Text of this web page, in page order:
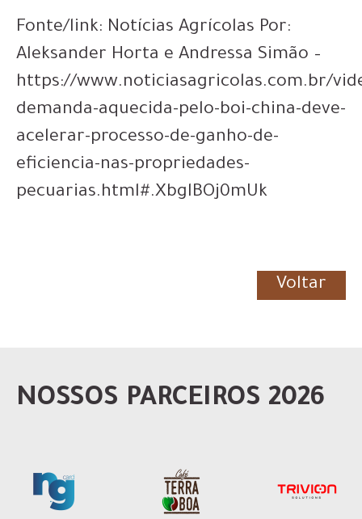
Fonte/link: Notícias Agrícolas Por:
Aleksander Horta e Andressa Simão –
https://www.noticiasagricolas.com.br/
demanda-aquecida-pelo-boi-china-deve-
acelerar-processo-de-ganho-de-
eficiencia-nas-propriedades-
pecuarias.html#.XbglBOj0mUk
Voltar
NOSSOS PARCEIROS 2026